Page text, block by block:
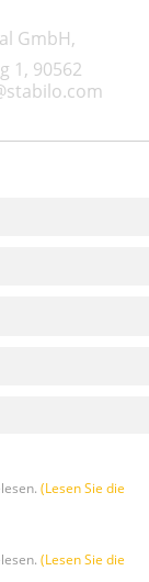
GmbH,
1, 90562
(Lesen Sie die
(Lesen Sie die